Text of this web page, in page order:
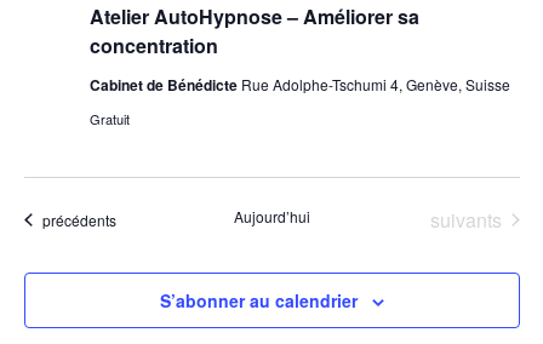
Atelier AutoHypnose – Améliorer sa
concentration
Cabinet de Bénédicte Rue Adolphe-Tschumi 4, Genève, Suisse
Gratuit
Évènements
précédents Aujourd’hui Évènements
suivants
S’abonner au calendrier